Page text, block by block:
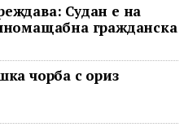
Судан е на
гражданска
чорба с ориз